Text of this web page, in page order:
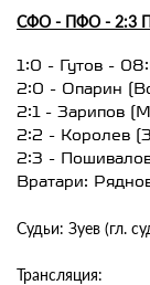
СФО - ПФО - 2:3
1:0 - Гутов -
2:0 - Опарин
2:1 - Зарипов
2:2 - Королев
2:3 -
Вратари:
Судьи: Зуев (гл.
Трансляция: